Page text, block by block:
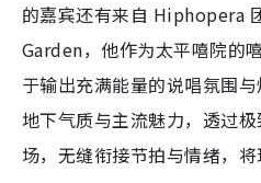
的嘉宾还有来自 Hiphopera
Garden，他作为太平嘻院的
于输出充满能量的说唱氛围
地下气质与主流魅力，透过
场，无缝衔接节拍与情绪，将